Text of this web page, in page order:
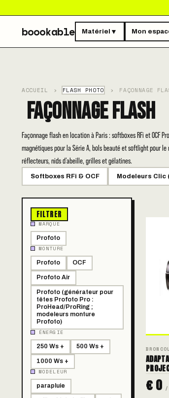
boookable Matériel ▼ Mon
ACCUEIL › FLASH PHOTO › FAÇONNAGE
Façonnage Flash
Façonnage flash en location à Paris : softboxes RFi et OCF
magnétiques pour la Série A, bols beauté et softlight pour
réflecteurs, nids d'abeille, grilles et gélatines.
Softboxes RFi & OCF Modeleurs Clic
FILTRER
MARQUE
Profoto
MONTURE
Profoto OCF
Profoto Air
Profoto (générateur pour
têtes Profoto Pro :
ProHead/ProRing ;
modeleurs monture
Profoto)
ÉNERGIE
250 Ws + 500 Ws +
1000 Ws +
MODELEUR
parapluie € 0 /